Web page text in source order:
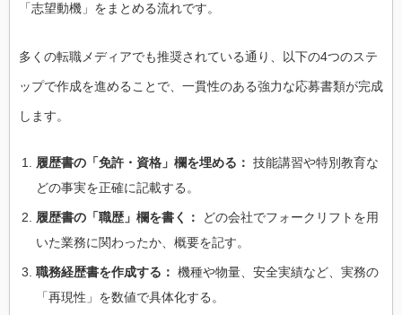
「志望動機」をまとめる流れです。
多くの転職メディアでも推奨されている通り、以下の4つのステ
ップで作成を進めることで、一貫性のある強力な応募書類が完成
します。
履歴書の「免許・資格」欄を埋める： 技能講習や特別教育な
どの事実を正確に記載する。
履歴書の「職歴」欄を書く：
どの会社でフォークリフトを用
いた業務に関わったか、概要を記す。
職務経歴書を作成する： 機種や物量、安全実績など、実務の
「再現性」を数値で具体化する。